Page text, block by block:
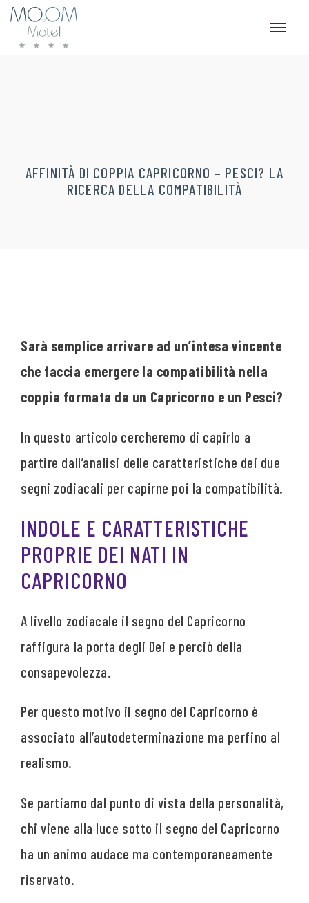
AFFINITÀ DI COPPIA CAPRICORNO – PESCI? LA
RICERCA DELLA COMPATIBILITÀ
Sarà semplice arrivare ad un’intesa vincente
che faccia emergere la compatibilità nella
coppia formata da un Capricorno e un Pesci?
In questo articolo cercheremo di capirlo a
partire dall’analisi delle caratteristiche dei due
segni zodiacali per capirne poi la compatibilità.
INDOLE E CARATTERISTICHE
PROPRIE DEI NATI IN
CAPRICORNO
A livello zodiacale il segno del Capricorno
raffigura la porta degli Dei e perciò della
consapevolezza.
Per questo motivo il segno del Capricorno è
associato all’autodeterminazione ma perfino al
realismo.
Se partiamo dal punto di vista della personalità,
chi viene alla luce sotto il segno del Capricorno
ha un animo audace ma contemporaneamente
riservato.